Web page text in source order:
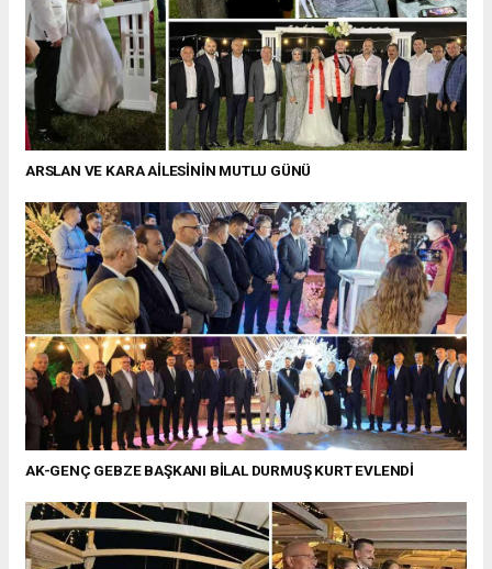
ARSLAN VE KARA AİLESİNİN MUTLU GÜNÜ
AK-GENÇ GEBZE BAŞKANI BİLAL DURMUŞ KURT EVLENDİ